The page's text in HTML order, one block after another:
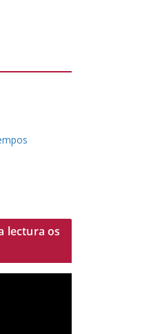
lectura os